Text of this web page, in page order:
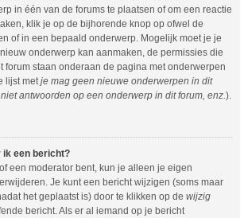
in één van de forums te plaatsen of om een reactie
klik je op de bijhorende knop op ofwel de
of in een bepaald onderwerp. Mogelijk moet je je
onderwerp kan aanmaken, de permissies die
forum staan onderaan de pagina met onderwerpen
lijst met je mag geen nieuwe onderwerpen in dit
antwoorden op een onderwerp in dit forum, enz. ).
ik een bericht?
een moderator bent, kun je alleen je eigen
Je kunt een bericht wijzigen (soms maar
het geplaatst is) door te klikken op de wijzig
bericht. Als er al iemand op je bericht